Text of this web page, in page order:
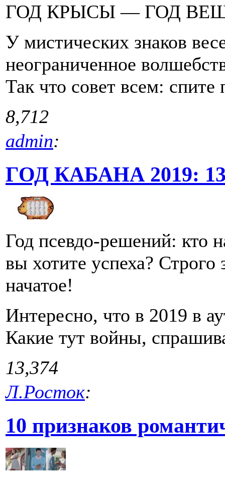
ГОД КРЫСЫ — ГОД
У мистических знаков
неограниченное
Так что совет всем: спите
8,712
admin:
ГОД КАБАНА 2019:
Год псевдо-решений: кто
вы хотите успеха? Строго
начатое!
Интересно, что в 2019 в
Какие тут войны,
13,374
Л.Росток:
10 признаков